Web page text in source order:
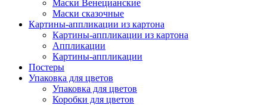
Маски Венецианские
Маски сказочные
Картины-аппликации из картона
Картины-аппликации из картона
Аппликации
Картины-аппликации
Постеры
Упаковка для цветов
Упаковка для цветов
Коробки для цветов